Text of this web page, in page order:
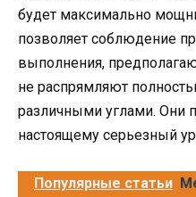
будет максимально
позволяет соблюдение
выполнения,
не распрямляют
различными углами. Они
настоящему серьезный
Популярные статьи